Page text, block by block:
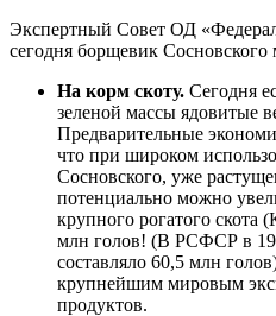
Экспертный Совет ОД
сегодня борщевик
На корм скоту. Сегодня
зеленой массы ядовитые
Предварительные
что при широком
Сосновского, уже
потенциально можно
крупного рогатого скота
млн голов! (В РСФСР в
составляло 60,5 млн
крупнейшим мировым
продуктов.